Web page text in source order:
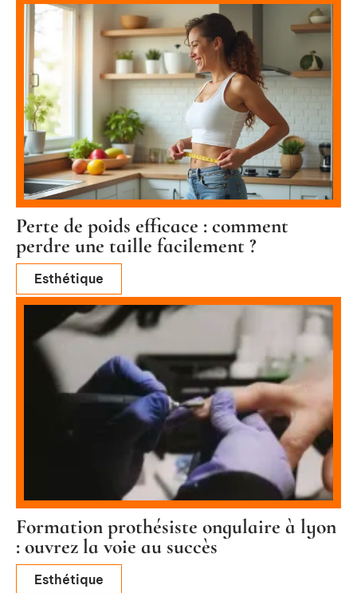
Perte de poids efficace : comment
perdre une taille facilement ?
Esthétique
Formation prothésiste ongulaire à lyon
: ouvrez la voie au succès
Esthétique